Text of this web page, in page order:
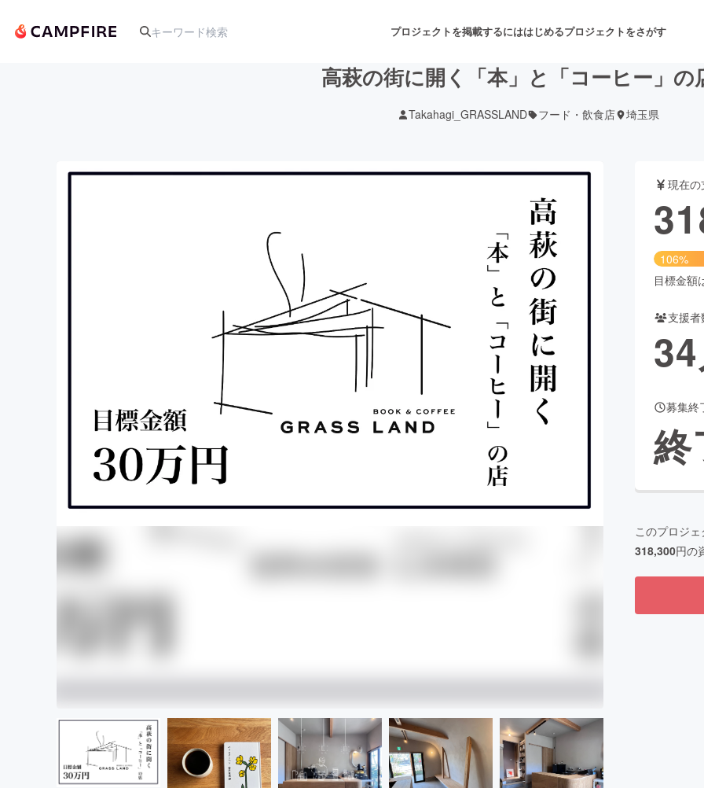
プロジェクトを掲載するにははじめるプロジェクトをさがす
舞台・パフォーマンス
テクノロジー・ガジェット
チャレンジ ビューティー・ヘルスケ
まちづくり・地域活性化
CAMPFIRE for Social GoodCAMPFIRE Creation
CAMPFIREふるさと納税
高萩の街に開く「本」と「コーヒー」の
Takahagi_GRASSLAND フード・飲食店 埼玉県
現在
106%
目標金額
支援者
34
募集終
終
このプロジ
318,300円の